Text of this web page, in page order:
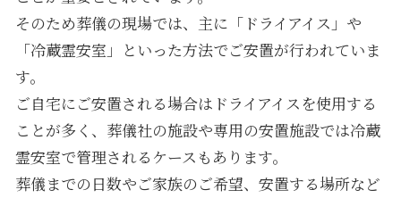
そのため葬儀の現場では、主に「ドライアイス」や
「冷蔵霊安室」といった方法でご安置が行われていま
す。
ご自宅にご安置される場合はドライアイスを使用する
ことが多く、葬儀社の施設や専用の安置施設では冷蔵
霊安室で管理されるケースもあります。
葬儀までの日数やご家族のご希望、安置する場所など